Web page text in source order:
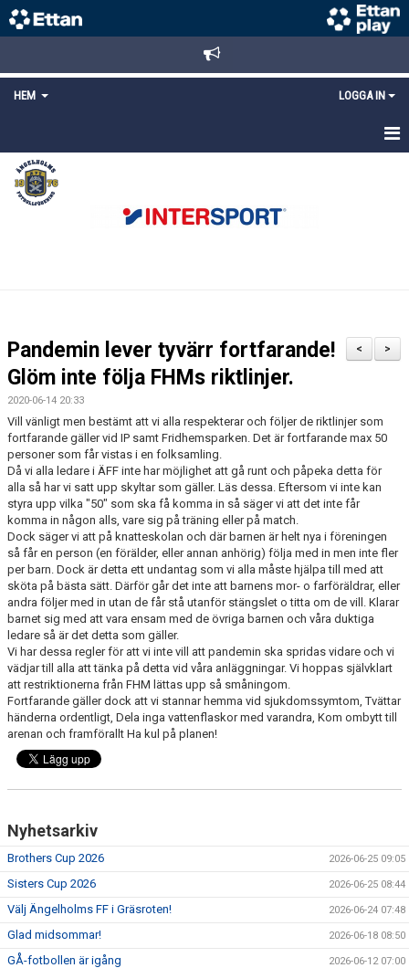
HEM LOGGA IN
STARTSIDA
NYHETER
LÄNKAR
MEDLEMS OCH TRÄNINGSAVGIFTER
>
<
Pandemin lever tyvärr fortfarande!
Glöm inte följa FHMs riktlinjer.
2020-06-14 20:33
Vill vänligt men bestämt att vi alla respekterar och följer de riktlinjer som
fortfarande gäller vid IP samt Fridhemsparken. Det är fortfarande max 50
personer som får vistas i en folksamling.
Då vi alla ledare i ÄFF inte har möjlighet att gå runt och påpeka detta för
alla så har vi satt upp skyltar som gäller. Läs dessa. Eftersom vi inte kan
styra upp vilka "50" som ska få komma in så säger vi att det inte får
komma in någon alls, vare sig på träning eller på match.
Dock säger vi att på knatteskolan och där barnen är helt nya i föreningen
så får en person (en förälder, eller annan anhörig) följa med in men inte fler
per barn. Dock är detta ett undantag som vi alla måste hjälpa till med att
sköta på bästa sätt. Därför går det inte att barnens mor- o farföräldrar, eller
andra följer med in utan de får stå utanför stängslet o titta om de vill. Klarar
barnet sig med att vara ensam med de övriga barnen och våra duktiga
ledare så är det detta som gäller.
Vi har dessa regler för att vi inte vill att pandemin ska spridas vidare och vi
vädjar till alla att tänka på detta vid våra anläggningar. Vi hoppas självklart
att restriktionerna från FHM lättas upp så småningom.
Fortfarande gäller dock att vi stannar hemma vid sjukdomssymtom, Tvättar
händerna ordentligt, Dela inga vattenflaskor med varandra, Kom ombytt till
arenan och framförallt Ha kul på planen!
Nyhetsarkiv
Brothers Cup 2026 2026-06-25 09:05
Sisters Cup 2026 2026-06-25 08:44
Välj Ängelholms FF i Gräsroten! 2026-06-24 07:48
Glad midsommar! 2026-06-18 08:50
GÅ-fotbollen är igång 2026-06-12 07:00